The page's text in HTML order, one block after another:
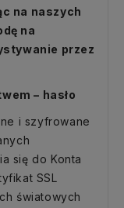
na naszych
na
przez
– hasło
i szyfrowane
się do Konta
SSL
światowych